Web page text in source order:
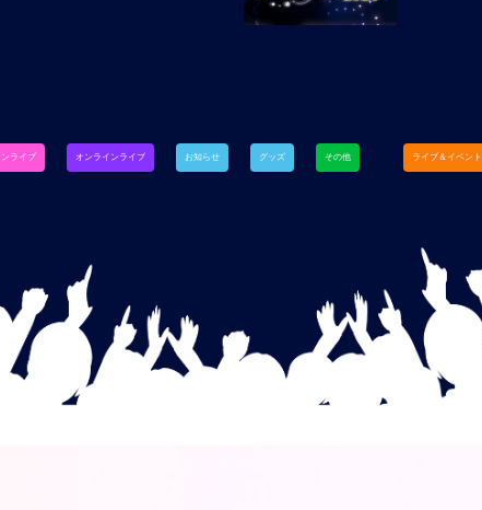
ライブ オンラインライブ お知らせ グッズ その他 ライブ＆イベント